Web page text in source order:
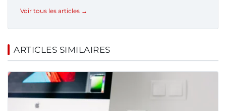
Voir tous les articles →
ARTICLES SIMILAIRES